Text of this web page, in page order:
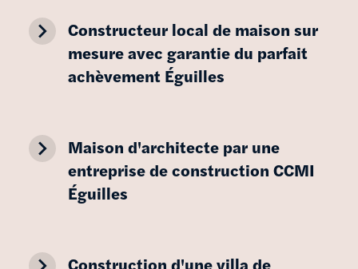
navigate_next Constructeur local de maison sur
mesure avec garantie du parfait
achèvement Éguilles
navigate_next Maison d'architecte par une
entreprise de construction CCMI
Éguilles
Construction d'une villa de